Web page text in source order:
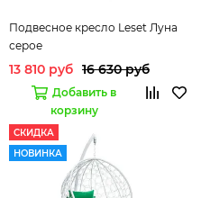
Подвесное кресло Leset Луна
серое
13 810 руб 16 630 руб
Добавить в
корзину
СКИДКА
НОВИНКА